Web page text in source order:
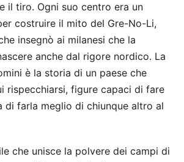
il tiro. Ogni suo centro era un
costruire il mito del Gre-No-Li,
insegnò ai milanesi che la
anche dal rigore nordico. La
è la storia di un paese che
rispecchiarsi, figure capaci di fare
di farla meglio di chiunque altro al
che unisce la polvere dei campi di